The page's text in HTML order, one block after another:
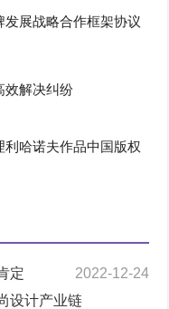
发展战略合作框架协议
效解决纠纷
利哈诺夫作品中国版权
定
2022-12-24
设计产业链